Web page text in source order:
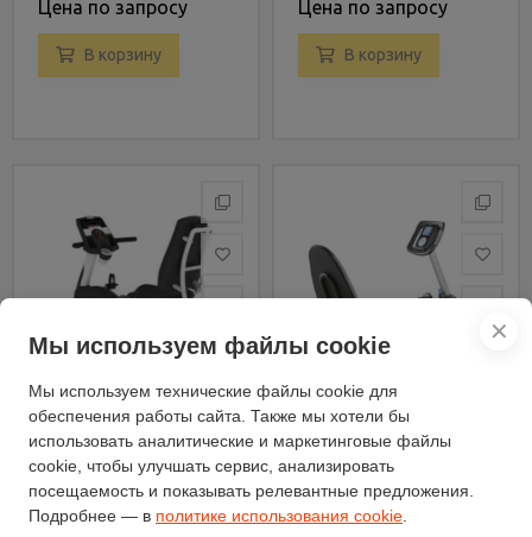
Цена по запросу
В корзину
Цена по запросу
В корзину
Велоэргометр REEBOK R
9.5e Momentum (RE0-
16102)
Горизонтальный
велотренажер REEBOK
RB 310 (RBEX3976)
✕
Мы используем файлы cookie
Мы используем технические файлы cookie для
обеспечения работы сайта. Также мы хотели бы
использовать аналитические и маркетинговые файлы
cookie, чтобы улучшать сервис, анализировать
посещаемость и показывать релевантные предложения.
Подробнее — в политике использования cookie